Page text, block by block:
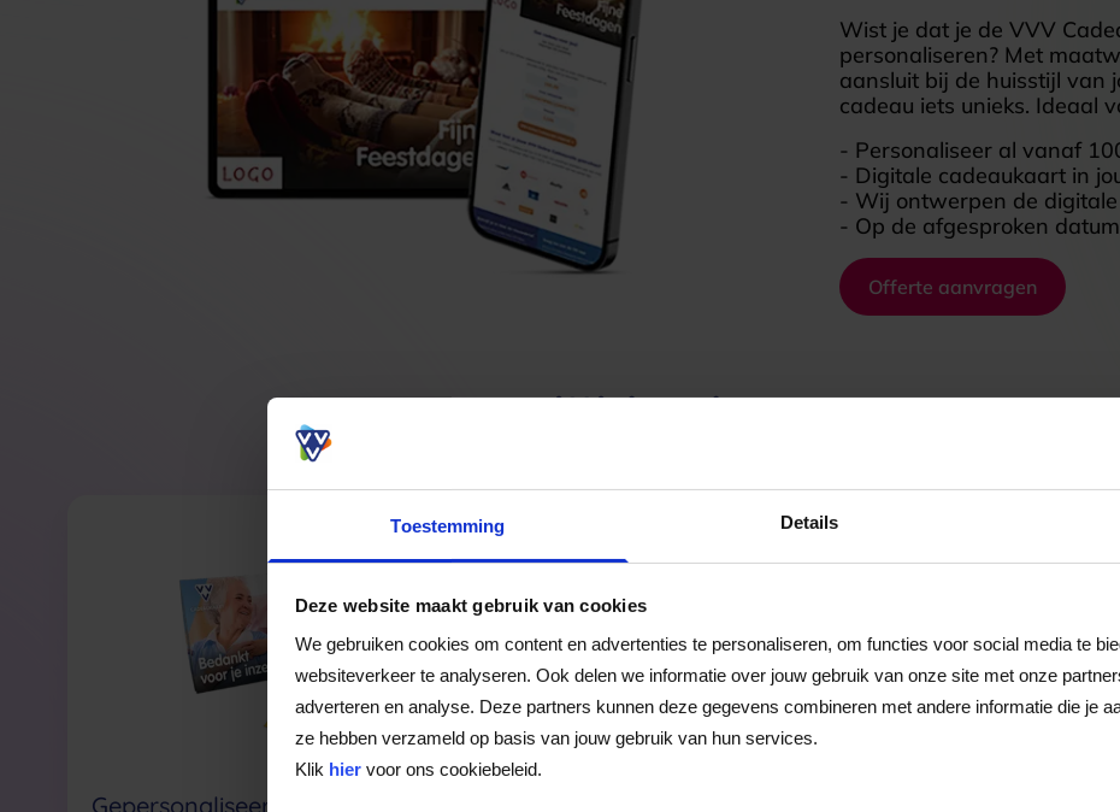
Toestemming Details
Deze website maakt gebruik van cookies
We gebruiken cookies om content en advertenties te personaliseren, om functies voor social media te
websiteverkeer te analyseren. Ook delen we informatie over jouw gebruik van onze site met onze
adverteren en analyse. Deze partners kunnen deze gegevens combineren met andere informatie die je
ze hebben verzameld op basis van jouw gebruik van hun services.
Klik hiervoor ons cookiebeleid.
Wist je dat je de VVV
personaliseren? Met
aansluit bij de huisstijl van
cadeau iets unieks. Ideaal
- Personaliseer al vanaf
- Digitale cadeaukaart in
- Wij ontwerpen de
- Op de afgesproken
Offerte aanvragen
Mogelijkheden voor
Gepersonaliseerde Gepersonaliseerd